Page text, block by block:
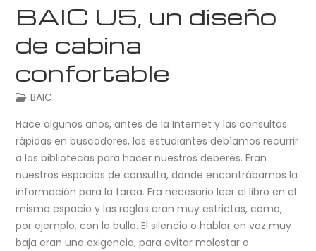
BAIC U5, un diseño
de cabina
confortable
BAIC
Hace algunos años, antes de la Internet y las consultas
rápidas en buscadores, los estudiantes debíamos recurrir
a las bibliotecas para hacer nuestros deberes. Eran
nuestros espacios de consulta, donde encontrábamos la
información para la tarea. Era necesario leer el libro en el
mismo espacio y las reglas eran muy estrictas, como,
por ejemplo, con la bulla. El silencio o hablar en voz muy
baja eran una exigencia, para evitar molestar o